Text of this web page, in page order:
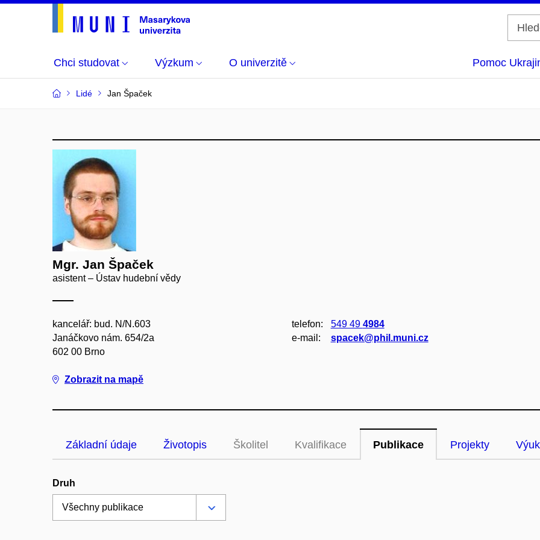
Chci studovat Výzkum O univerzitě Pomoc
Lidé Jan Špaček
Mgr. Jan Špaček
asistent – Ústav hudební vědy
kancelář: bud. N/N.603
Janáčkovo nám. 654/2a
602 00 Brno
Zobrazit na mapě
telefon: 549 49 4984
e‑mail:
spacek@phil.muni.cz
Základní údaje Životopis Školitel Kvalifikace Publikace Projekty
Druh